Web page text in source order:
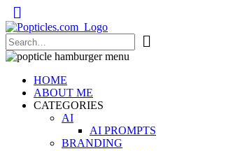
Popticles.com
HOME
ABOUT ME
CATEGORIES
AI
AI PROMPTS
BRANDING